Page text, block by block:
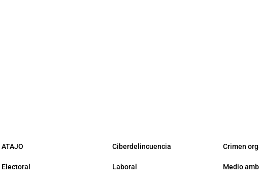
ATAJO Ciberdelincuencia Crimen
Electoral Laboral Medio